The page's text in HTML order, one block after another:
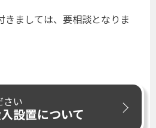
きましては、要相談となりま
さい
設置について